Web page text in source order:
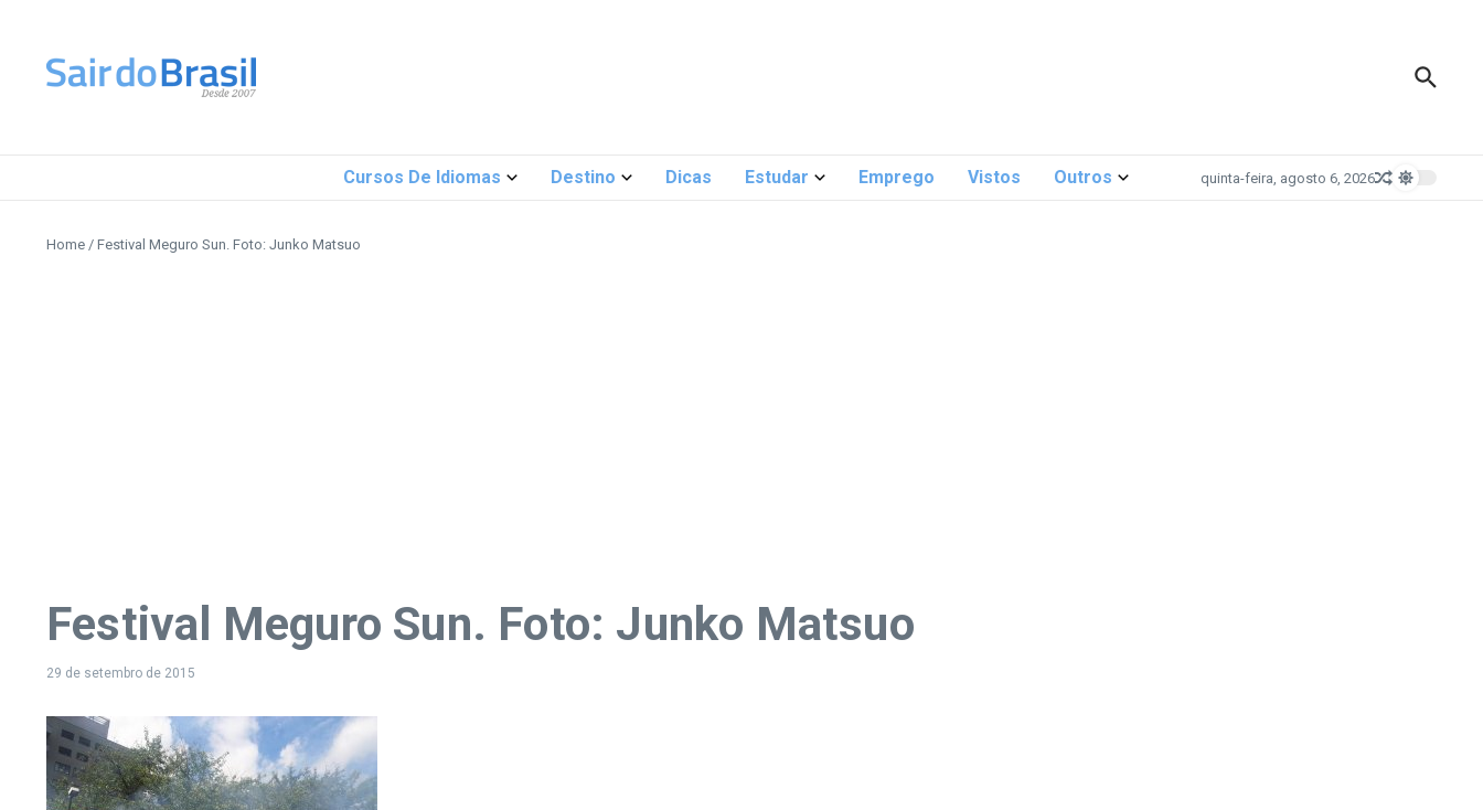
Cursos De Idiomas Destino Dicas Estudar Emprego Vistos Outros quinta-feira, agosto 6, 2026
Home / Festival Meguro Sun. Foto: Junko Matsuo
Festival Meguro Sun. Foto: Junko Matsuo
29 de setembro de 2015